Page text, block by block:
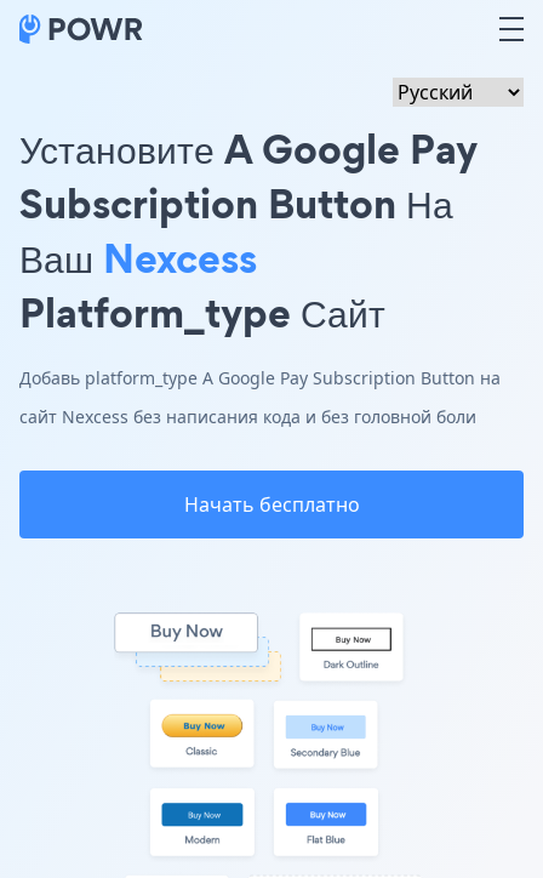
Установите A Google Pay
Subscription Button На
Ваш Nexcess
Platform_type Сайт
Добавь platform_type A Google Pay Subscription Button на
сайт Nexcess без написания кода и без головной боли
Начать бесплатно